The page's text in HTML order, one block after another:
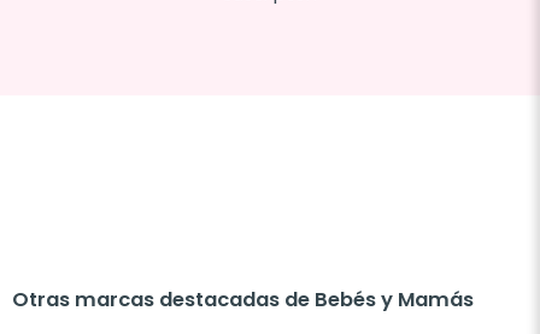
Otras marcas destacadas de Bebés y Mamás